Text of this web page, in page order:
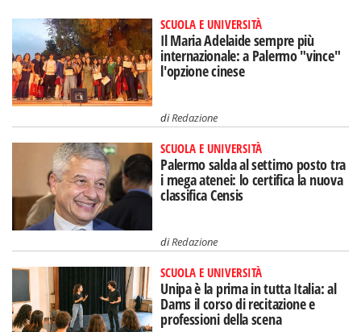
SCUOLA E UNIVERSITÀ
Il Maria Adelaide sempre più
internazionale: a Palermo "vince"
l'opzione cinese
diRedazione
SCUOLA E UNIVERSITÀ
Palermo salda al settimo posto tra
i mega atenei: lo certifica la nuova
classifica Censis
diRedazione
SCUOLA E UNIVERSITÀ
Unipa è la prima in tutta Italia: al
Dams il corso di recitazione e
professioni della scena